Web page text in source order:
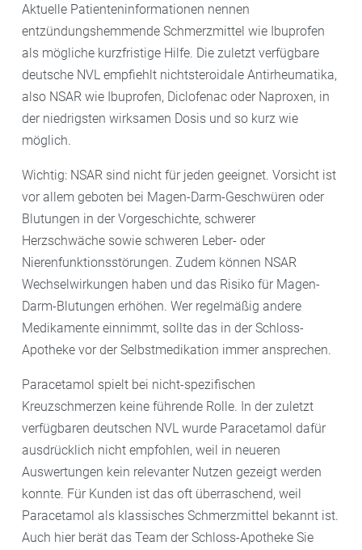
Aktuelle Patienteninformationen nennen
entzündungshemmende Schmerzmittel wie Ibuprofen
als mögliche kurzfristige Hilfe. Die zuletzt verfügbare
deutsche NVL empfiehlt nichtsteroidale Antirheumatika,
also NSAR wie Ibuprofen, Diclofenac oder Naproxen, in
der niedrigsten wirksamen Dosis und so kurz wie
möglich.
Wichtig: NSAR sind nicht für jeden geeignet. Vorsicht ist
vor allem geboten bei Magen-Darm-Geschwüren oder
Blutungen in der Vorgeschichte, schwerer
Herzschwäche sowie schweren Leber- oder
Nierenfunktionsstörungen. Zudem können NSAR
Wechselwirkungen haben und das Risiko für Magen-
Darm-Blutungen erhöhen. Wer regelmäßig andere
Medikamente einnimmt, sollte das in der Schloss-
Apotheke vor der Selbstmedikation immer ansprechen.
Paracetamol spielt bei nicht-spezifischen
Kreuzschmerzen keine führende Rolle. In der zuletzt
verfügbaren deutschen NVL wurde Paracetamol dafür
ausdrücklich nicht empfohlen, weil in neueren
Auswertungen kein relevanter Nutzen gezeigt werden
konnte. Für Kunden ist das oft überraschend, weil
Paracetamol als klassisches Schmerzmittel bekannt ist.
Auch hier berät das Team der Schloss-Apotheke Sie